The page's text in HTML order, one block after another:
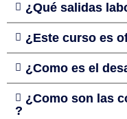
¿Qué salidas
¿Este curso es
¿Como es el
¿Como son las
?